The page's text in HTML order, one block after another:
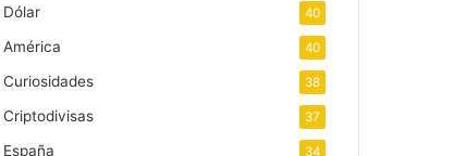
Dólar 40
América 40
Curiosidades 38
Criptodivisas 37
España 34